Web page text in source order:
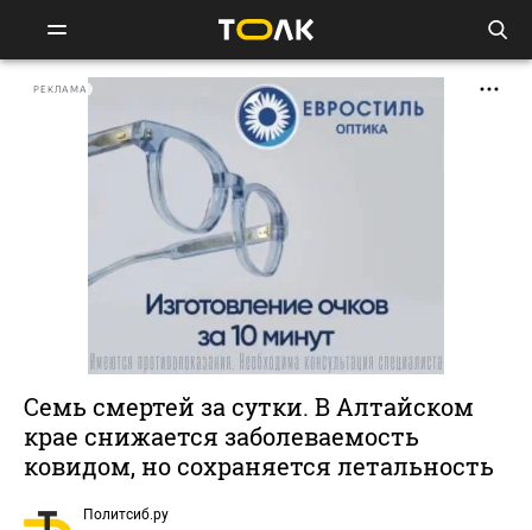
РЕКЛАМА
Семь смертей за сутки. В Алтайском
крае снижается заболеваемость
ковидом, но сохраняется летальность
Политсиб.ру